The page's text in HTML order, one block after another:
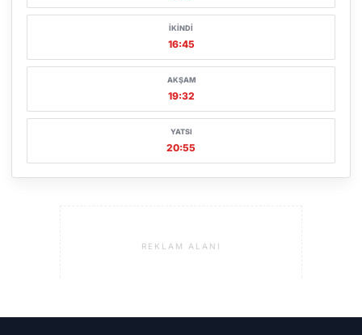
İKINDI
16:45
AKŞAM
19:32
YATSI
20:55
REKLAM ALANI